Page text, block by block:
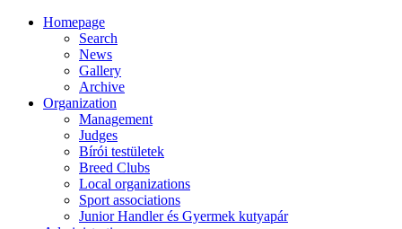
Homepage
Search
News
Gallery
Archive
Organization
Management
Judges
Bírói testületek
Breed Clubs
Local organizations
Sport associations
Junior Handler és Gyermek kutyapár